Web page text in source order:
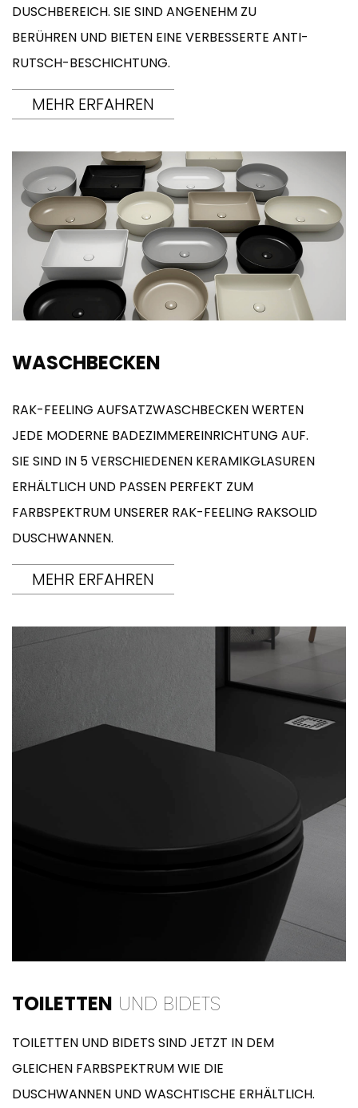
DUSCHBEREICH. SIE SIND ANGENEHM ZU
BERÜHREN UND BIETEN EINE VERBESSERTE ANTI-
RUTSCH-BESCHICHTUNG.
MEHR ERFAHREN
WASCHBECKEN
RAK-FEELING AUFSATZWASCHBECKEN WERTEN
JEDE MODERNE BADEZIMMEREINRICHTUNG AUF.
SIE SIND IN 5 VERSCHIEDENEN KERAMIKGLASUREN
ERHÄLTLICH UND PASSEN PERFEKT ZUM
FARBSPEKTRUM UNSERER RAK-FEELING RAKSOLID
DUSCHWANNEN.
MEHR ERFAHREN
TOILETTEN UND BIDETS
TOILETTEN UND BIDETS SIND JETZT IN DEM
GLEICHEN FARBSPEKTRUM WIE DIE
DUSCHWANNEN UND WASCHTISCHE ERHÄLTLICH.